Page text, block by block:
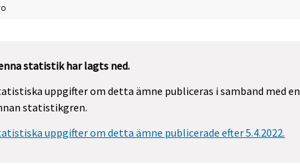
statistik har lagts ned.
uppgifter om detta ämne publiceras i samband med en
statistikgren.
uppgifter om detta ämne publicerade efter 5.4.2022.